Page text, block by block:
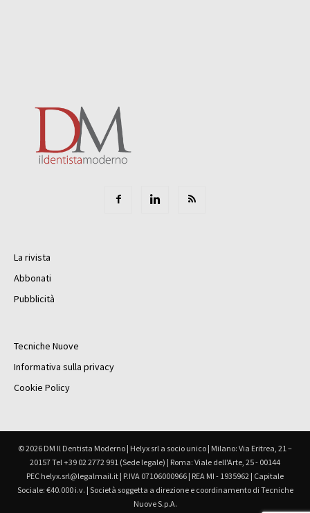
La rivista
Abbonati
Pubblicità
Tecniche Nuove
Informativa sulla privacy
Cookie Policy
© 2026 DM Il Dentista Moderno | Helyx srl a socio unico | Milano: Via Eritrea, 21 –
20157 Tel +39 02 2772 991 (Sede legale) | Roma: Viale dell'Arte, 25 - 00144
PEC helyx.srl@legalmail.it | P.IVA 07106000966 | REA MI - 1935962 | Capitale
Sociale: €40.000 i.v. | Società soggetta a direzione e coordinamento di Tecniche
Nuove S.p.A.